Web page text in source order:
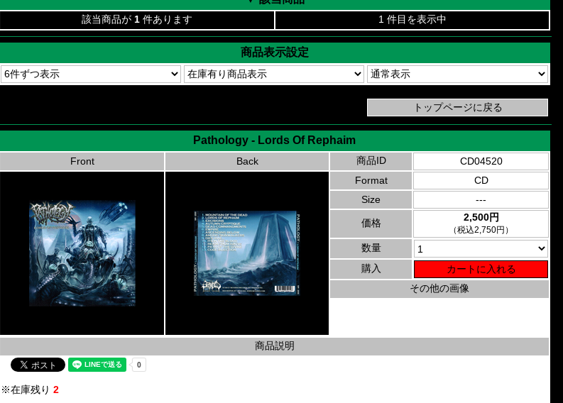
該当商品が 1 件あります 1 件目を表示中
商品表示設定
Pathology - Lords Of Rephaim
Front Back 商品ID
CD04520
Format
CD
Size
---
価格 2,500円
（税込2,750円）
数量
購入
その他の画像
商品説明
※在庫残り 2